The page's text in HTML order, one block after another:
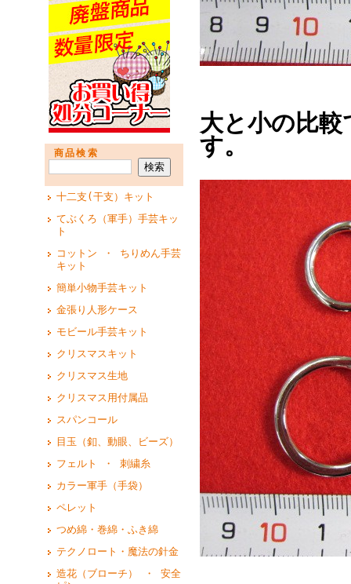
商品検索
十二支(干支）キット
てぶくろ（軍手）手芸キッ
ト
コットン ・ ちりめん手芸
キット
簡単小物手芸キット
金張り人形ケース
モビール手芸キット
クリスマスキット
クリスマス生地
クリスマス用付属品
スパンコール
目玉（釦、動眼、ビーズ）
フェルト ・ 刺繍糸
カラー軍手（手袋）
ペレット
つめ綿・巻綿・ふき綿
テクノロート・魔法の針金
造花（ブローチ） ・ 安全
大と小の比
す。